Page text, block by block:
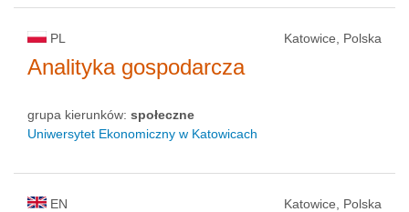
PL Katowice, Polska
Analityka gospodarcza
grupa kierunków: społeczne
Uniwersytet Ekonomiczny w Katowicach
EN Katowice, Polska